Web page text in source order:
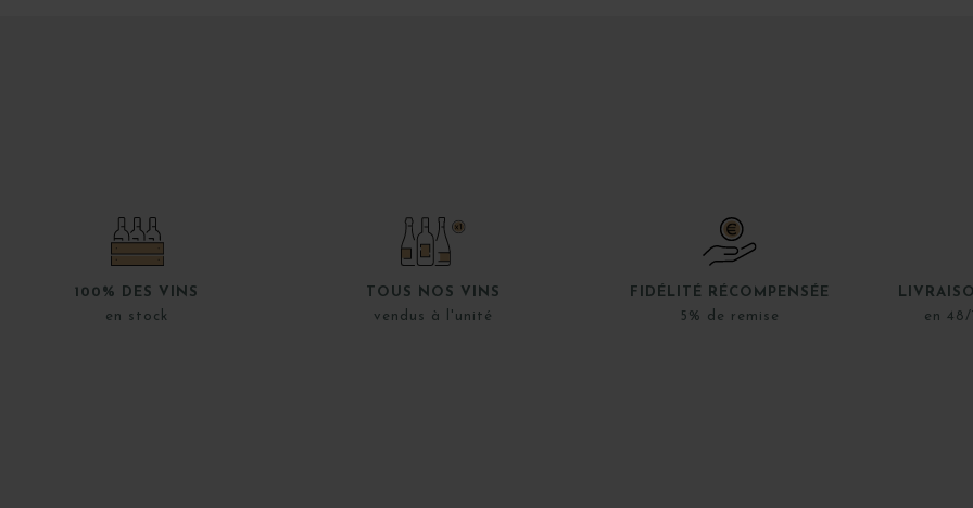
100% DES VINS
en stock
TOUS NOS VINS
vendus à l'unité
FIDÉLITÉ RÉCOMPENSÉE
5% de remise
en